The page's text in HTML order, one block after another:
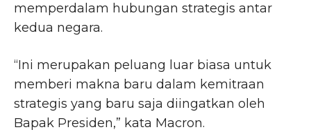
memperdalam hubungan strategis antar
kedua negara.
“Ini merupakan peluang luar biasa untuk
memberi makna baru dalam kemitraan
strategis yang baru saja diingatkan oleh
Bapak Presiden,” kata Macron.